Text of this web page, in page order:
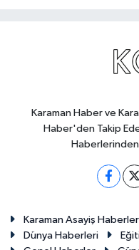
Karaman Haber ve
Haber'den Takip
Karaman Asayiş
Dünya Haberleri